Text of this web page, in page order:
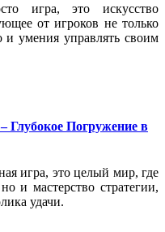
игра, это искусство
от игроков не только
и умения управлять своим
Глубокое Погружение в
игра, это целый мир, где
и мастерство стратегии,
удачи.